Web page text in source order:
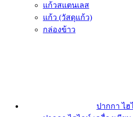
แก้วสแตนเลส
แก้ว (วัสดุแก้ว)
กล่องข้าว
ปากกา ไฮ